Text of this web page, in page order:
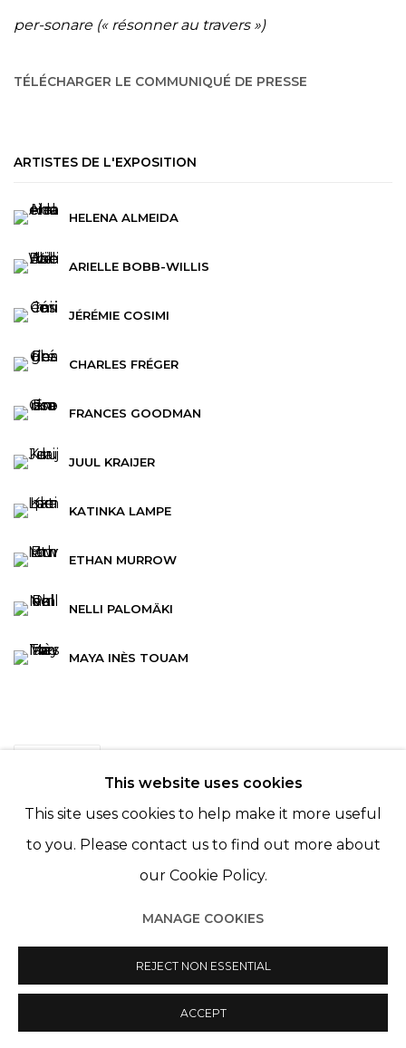
per-sonare (« résonner au travers »)
TÉLÉCHARGER LE COMMUNIQUÉ DE PRESSE
ARTISTES DE L'EXPOSITION
HELENA ALMEIDA
ARIELLE BOBB-WILLIS
JÉRÉMIE COSIMI
CHARLES FRÉGER
FRANCES GOODMAN
JUUL KRAIJER
KATINKA LAMPE
ETHAN MURROW
NELLI PALOMÄKI
MAYA INÈS TOUAM
© 2022 LES FILLES DU CALVAIRE SITE BY ARTLOGIC
This website uses cookies
This site uses cookies to help make it more useful
to you. Please contact us to find out more about
our Cookie Policy.
MANAGE COOKIES
REJECT NON ESSENTIAL
ACCEPT